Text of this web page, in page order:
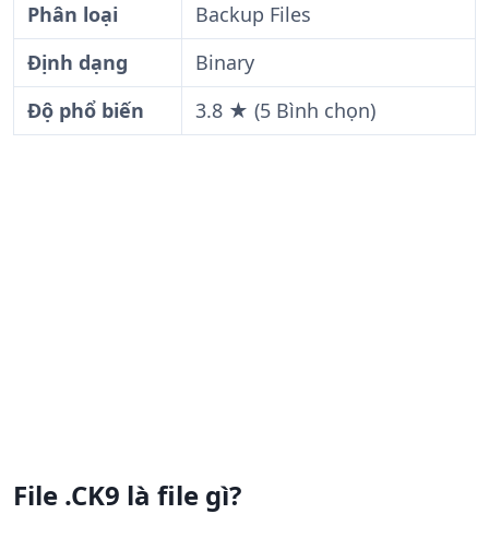
Phân loại
Backup Files
Định dạng
Binary
Độ phổ biến
3.8 ★ (5 Bình chọn)
File .CK9 là file gì?